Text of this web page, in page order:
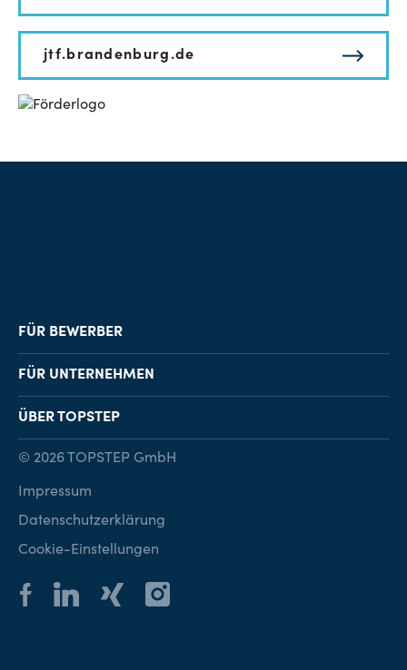
jtf.brandenburg.de
FÜR BEWERBER
Job-Finder
Karriereberatung
FÜR UNTERNEHMEN
Personalvermittlung
Personalsuche
ÜBER TOPSTEP
Kontakt
© 2026 TOPSTEP GmbH
Impressum
Datenschutzerklärung
Cookie-Einstellungen